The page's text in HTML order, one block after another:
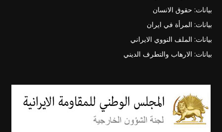
بيانات: حقوق الانسان
بيانات: المرأة في ايران
بيانات: الملف النووي الايراني
بيانات: الارهاب والتطرف الديني